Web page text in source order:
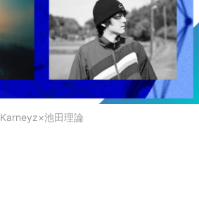
Karneyz×池田理論